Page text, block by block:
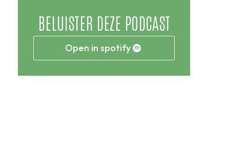
BELUISTER DEZE PODCAST
Open in spotify